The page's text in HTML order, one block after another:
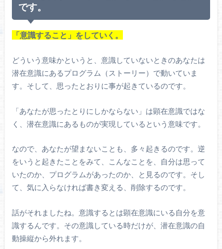
です。
「意識すること」をしていく。
どういう意味かというと、意識していないときのあなたは
潜在意識にあるプログラム（ストーリー）で動いていま
す。そして、思ったとおりに事が起きているのです。
「あなたが思ったとりにしかならない」は顕在意識ではな
く、潜在意識にあるものが実現しているという意味です。
なので、あなたが望まないことも、多々起きるのです。逆
をいうと起きたことをみて、こんなことを、自分は思って
いたのか、プログラムがあったのか、と見るのです。そし
て、気に入らなければ書き変える、削除するのです。
話がそれましたね。意識するとは顕在意識にいる自分を意
識するんです。その意識している時だけが、潜在意識の自
動操縦から外れます。